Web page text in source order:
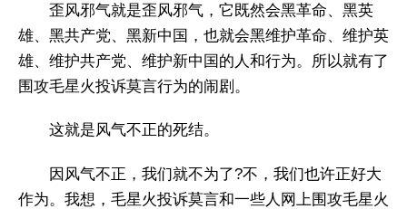
歪风邪气就是歪风邪气，它既然会黑革命、黑英
雄、黑共产党、黑新中国，也就会黑维护革命、维护英
雄、维护共产党、维护新中国的人和行为。所以就有了
围攻毛星火投诉莫言行为的闹剧。
这就是风气不正的死结。
因风气不正，我们就不为了?不，我们也许正好大
作为。我想，毛星火投诉莫言和一些人网上围攻毛星火